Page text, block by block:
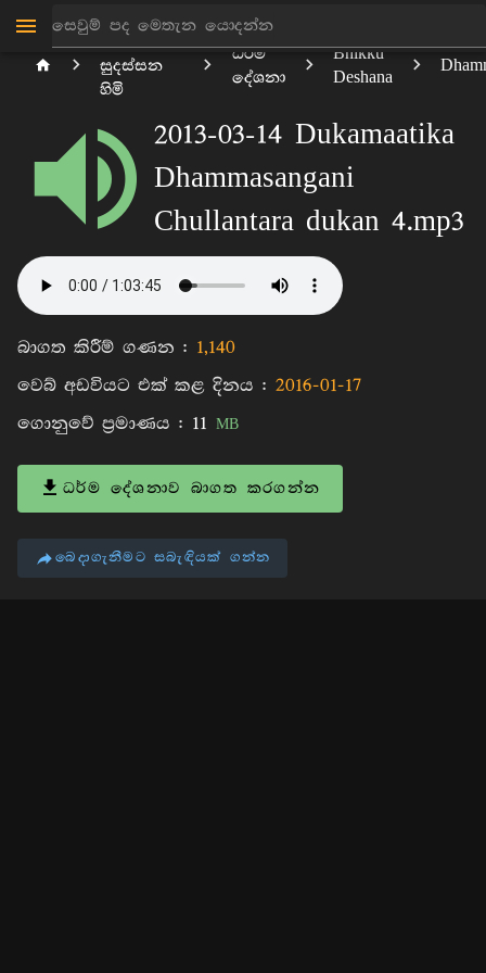
සුදස්සන
හිමි
ධර්ම
දේශනා
Bhikku
Deshana
2013-03-14 Dukamaatika
Dhammasangani
Chullantara dukan 4.mp3
බාගත කිරීම් ගණන : 1,140
වෙබ් අඩවියට එක් කළ දිනය : 2016-01-17
ගොනුවේ ප්‍රමාණය : 11 MB
ධර්ම දේශනාව බාගත කරගන්න
බෙදාගැනීමට සබැඳියක් ගන්න